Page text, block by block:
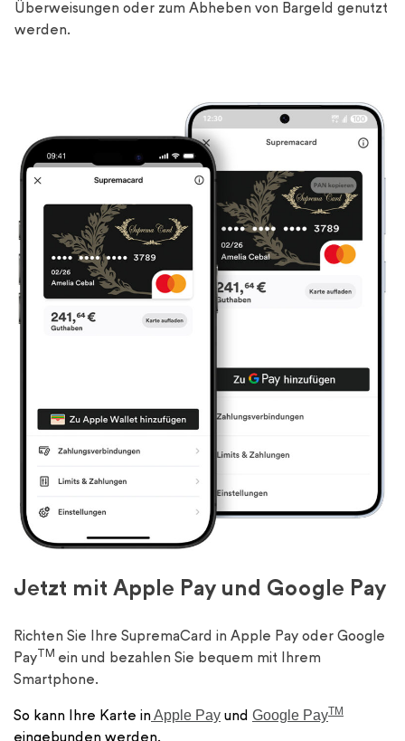
Überweisungen oder zum Abheben von Bargeld genutzt
werden.
Jetzt mit Apple Pay und Google Pay
Richten Sie Ihre SupremaCard in Apple Pay oder Google
PayTM ein und bezahlen Sie bequem mit Ihrem
Smartphone.
So kann Ihre Karte inApple Pay und Google PayTM